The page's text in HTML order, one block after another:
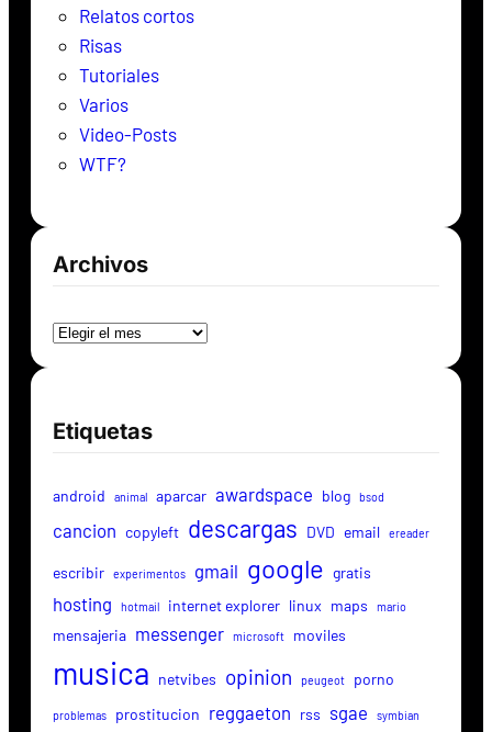
Relatos cortos
Risas
Tutoriales
Varios
Video-Posts
WTF?
Archivos
Etiquetas
android animal aparcar awardspace blog bsod
cancion copyleft descargas DVD email ereader
escribir experimentos gmail google gratis
hosting hotmail internet explorer linux maps mario
mensajeria messenger microsoft moviles
musica netvibes opinion peugeot porno
problemas prostitucion reggaeton rss sgae symbian